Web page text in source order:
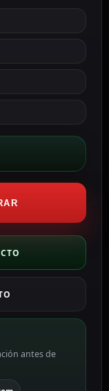
antes de